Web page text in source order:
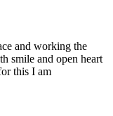
and working the
smile and open heart
this I am